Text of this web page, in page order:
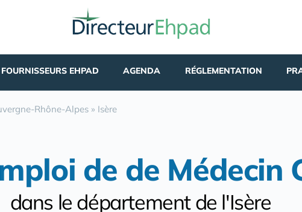
FOURNISSEURS EHPAD AGENDA RÉGLEMENTATION
Rhône-Alpes » Isère
de de Médecin
dans le département de l'Isère